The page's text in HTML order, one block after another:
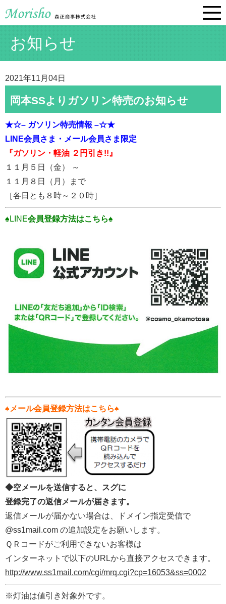
お知らせ
2021年11月04日
岡本SSよりガソリン特売のお知らせ
★☆– ガソリン特売情報 –☆★
LINE会員さま・ メール会員さま限定
『ガソリン・軽油 ２円引き!!』
１１月５日（金） ～
１１月８日（月）まで
［各日とも８時～２０時］
♠LINE会員登録方法はこちら♠
♠ メール会員登録方法はこちら♠
◆空メールを送信すると、スグに
登録完了の返信メールが届きます。
返信メールが届かない場合は、ドメイン指定受信で
@ss1mail.com の追加設定をお願いします。
ＱＲコードがご利用できないお客様は
インターネットで以下のURLから直接アクセスできます。
http://www.ss1mail.com/cgi/mrq.cgi?cp=16053&ss=0002
※灯油は値引き対象外です。